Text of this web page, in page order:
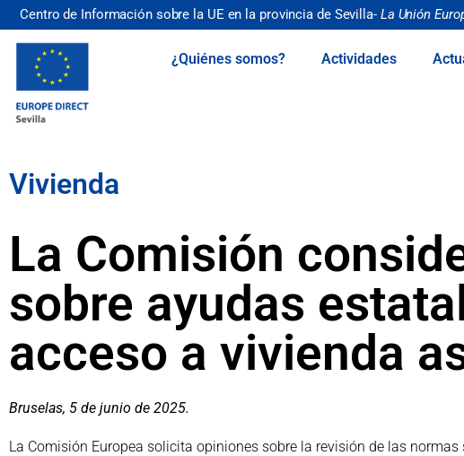
Centro de Información sobre la UE en la provincia de Sevilla- La Unión
¿Quiénes somos? Actividades
Vivienda
La Comisión
sobre ayudas
acceso a vivienda
Bruselas, 5 de junio de 2025.
La Comisión Europea solicita opiniones sobre la revisión de las